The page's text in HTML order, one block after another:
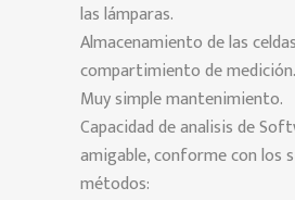
las lámparas.
Almacenamiento de las
compartimiento de medición.
Muy simple mantenimiento.
Capacidad de analisis de
amigable, conforme con los
métodos: